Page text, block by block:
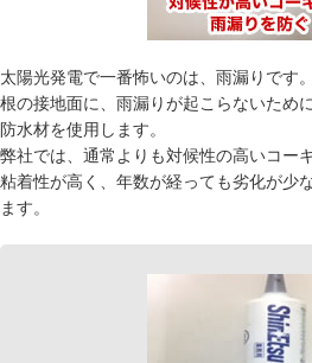
太陽光発電で一番怖いのは、雨漏りです
根の接地面に、雨漏りが起こらないため
防水材を使用します。
弊社では、通常よりも対候性の高いコー
粘着性が高く、年数が経っても劣化が少
ます。